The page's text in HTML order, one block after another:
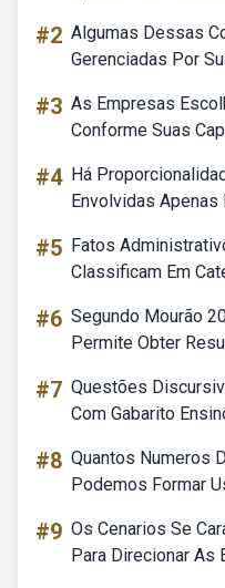
#2 Algumas Dessas
Gerenciadas Por
#3 As Empresas
Conforme Suas
#4 Há
Envolvidas Apenas
#5 Fatos
Classificam Em
#6 Segundo Mourão
Permite Obter
#7 Questões
Com Gabarito
#8 Quantos Numeros
Podemos Formar
#9 Os Cenarios Se
Para Direcionar As